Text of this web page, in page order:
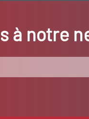
à notre